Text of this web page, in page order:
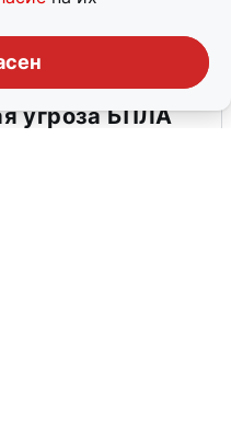
угроза БПЛА